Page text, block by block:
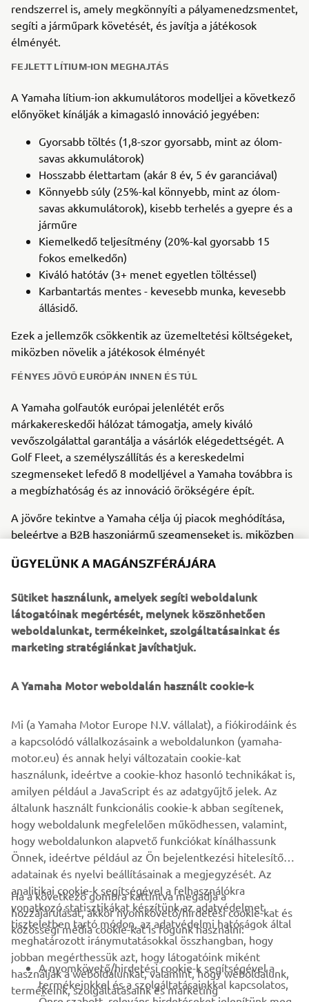
rendszerrel is, amely megkönnyíti a pályamenedzsmentet,
segíti a járműpark követését, és javítja a játékosok
élményét.
FEJLETT LÍTIUM-ION MEGHAJTÁS
A Yamaha lítium-ion akkumulátoros modelljei a következő
előnyöket kínálják a kimagasló innováció jegyében:
Gyorsabb töltés (1,8-szor gyorsabb, mint az ólom-
savas akkumulátorok)
Hosszabb élettartam (akár 8 év, 5 év garanciával)
Könnyebb súly (25%-kal könnyebb, mint az ólom-
savas akkumulátorok), kisebb terhelés a gyepre és a
járműre
Kiemelkedő teljesítmény (20%-kal gyorsabb 15
fokos emelkedőn)
Kiváló hatótáv (3+ menet egyetlen töltéssel)
Karbantartás mentes - kevesebb munka, kevesebb
állásidő.
Ezek a jellemzők csökkentik az üzemeltetési költségeket,
miközben növelik a játékosok élményét
FÉNYES JÖVŐ EURÓPÁN INNEN ÉS TÚL
A Yamaha golfautók európai jelenlétét erős
márkakereskedői hálózat támogatja, amely kiváló
vevőszolgálattal garantálja a vásárlók elégedettségét. A
Golf Fleet, a személyszállítás és a kereskedelmi
szegmenseket lefedő 8 modelljével a Yamaha továbbra is
a megbízhatóság és az innováció örökségére épít.
A jövőre tekintve a Yamaha célja új piacok meghódítása,
beleértve a B2B haszonjármű szegmenseket is, miközben
kíván nyújtani. A márkakereskedők és iparági partnerek
50 évben is meghatározó szereplője legyen a piacnak.
A YAMAHA MOTOR EUROPE-RÓL
Az 1955-ben alapított Yamaha Motor ma a mérnöki
Yamaha Motor Europe teljes termékkínálatot nyújt,
okat, ATV-ket és golfautókat is. Az innováció, a minőség
és a teljesítmény iránti elkötelezettségével a Yamaha
Motor Europe olyan termékeket kínál, melyek az
élmények mellett inspirálják vásárlóikat az egész
kontinensen.
TUDJ MEG TÖBBET
VÁLLALATI
B2B
TÖBB YAMAHA
ÜGYELÜNK A MAGÁNSZFÉRÁJÁRA
Sütiket használunk, amelyek segíti weboldalunk
látogatóinak megértését, melynek köszönhetően
weboldalunkat, termékeinket, szolgáltatásainkat és
marketing stratégiánkat javíthatjuk.
A Yamaha Motor weboldalán használt cookie-k
Mi (a Yamaha Motor Europe N.V. vállalat), a fiókirodáink és
a kapcsolódó vállalkozásaink a weboldalunkon (yamaha-
motor.eu) és annak helyi változatain cookie-kat
használunk, ideértve a cookie-khoz hasonló technikákat is,
amilyen például a JavaScript és az adatgyűjtő jelek. Az
általunk használt funkcionális cookie-k abban segítenek,
hogy weboldalunk megfelelően működhessen, valamint,
hogy weboldalunkon alapvető funkciókat kínálhassunk
Önnek, ideértve például az Ön bejelentkezési hitelesítő
adatainak és nyelvi beállításainak a megjegyzését. Az
analitikai cookie-k segítségével a felhasználókra
vonatkozó statisztikákat készítünk az adatvédelmet
tiszteletben tartó módon, az adatvédelmi hatóságok által
meghatározott iránymutatásokkal összhangban, hogy
jobban megérthessük azt, hogy látogatóink miként
használják a weboldalunkat, valamint, hogy weboldalunk,
termékeink, szolgáltatásaink és marketing
Ha a következő gombra kattintva megadja a
hozzájárulását, akkor nyomkövető/hirdetési cookie-kat és
közösségi média cookie-kat is fogunk használni:
A nyomkövető/hirdetési cookie-k segítségével a
termékeinkkel és a szolgáltatásainkkal kapcsolatos,